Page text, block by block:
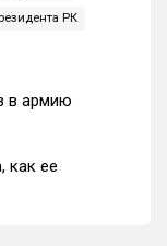
РК
в армию
как ее